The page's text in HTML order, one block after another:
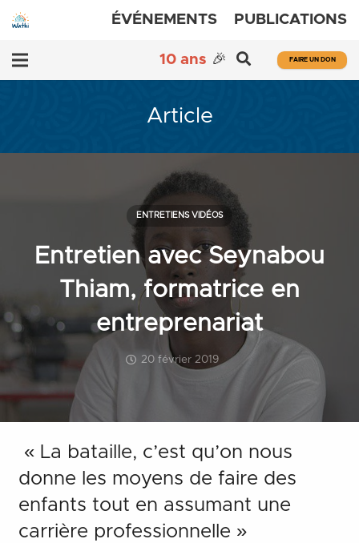
ÉVÉNEMENTS PUBLICATIONS
10 ans 🎉 FAIRE UN DON
Article
Entretien avec Seynabou
Thiam, formatrice en
entreprenariat
20 février 2019
ENTRETIENS VIDÉOS
« La bataille, c’est qu’on nous
donne les moyens de faire des
enfants tout en assumant une
carrière professionnelle »